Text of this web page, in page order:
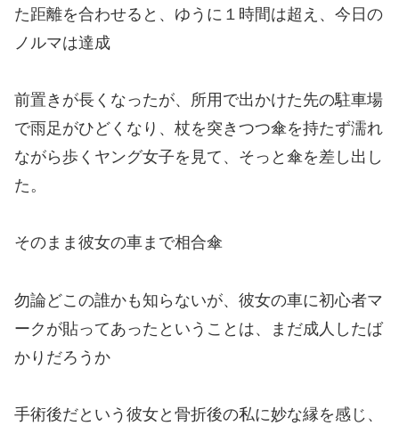
た距離を合わせると、ゆうに１時間は超え、今日の
ノルマは達成
前置きが長くなったが、所用で出かけた先の駐車場
で雨足がひどくなり、杖を突きつつ傘を持たず濡れ
ながら歩く ヤング女子を見て、そっと傘を差し出し
た。
そのまま彼女の車まで相合傘
勿論どこの誰かも知らないが、彼女の車に初心者マ
ークが貼ってあったということは、まだ成人したば
かりだろうか
手術後だという彼女と骨折後の私に妙な縁を感じ、